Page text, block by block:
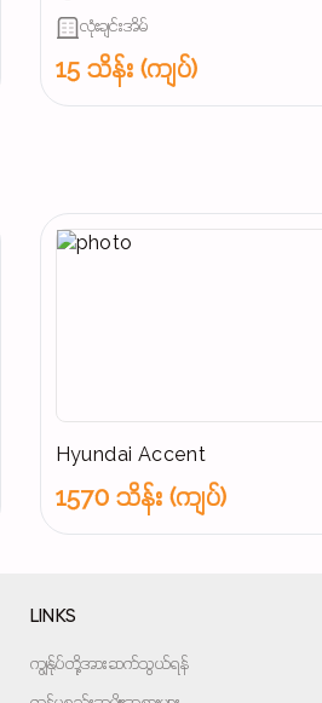
လုံးချင်းအိမ်
15 သိန်း (ကျပ်)
Hyundai Accent
1570 သိန်း (ကျပ်)
LINKS
ကျွန်ုပ်တို့အားဆက်သွယ်ရန်